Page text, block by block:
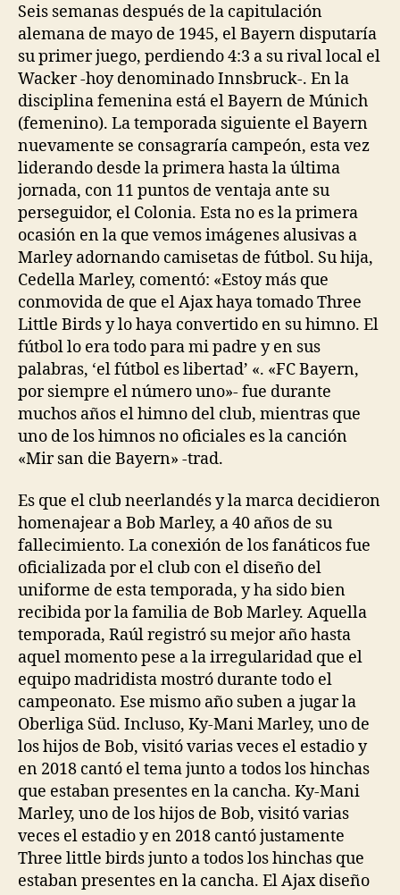
Seis semanas después de la capitulación
alemana de mayo de 1945, el Bayern disputaría
su primer juego, perdiendo 4:3 a su rival local el
Wacker -hoy denominado Innsbruck-. En la
disciplina femenina está el Bayern de Múnich
(femenino). La temporada siguiente el Bayern
nuevamente se consagraría campeón, esta vez
liderando desde la primera hasta la última
jornada, con 11 puntos de ventaja ante su
perseguidor, el Colonia. Esta no es la primera
ocasión en la que vemos imágenes alusivas a
Marley adornando camisetas de fútbol. Su hija,
Cedella Marley, comentó: «Estoy más que
conmovida de que el Ajax haya tomado Three
Little Birds y lo haya convertido en su himno. El
fútbol lo era todo para mi padre y en sus
palabras, ‘el fútbol es libertad’ «. «FC Bayern,
por siempre el número uno»- fue durante
muchos años el himno del club, mientras que
uno de los himnos no oficiales es la canción
«Mir san die Bayern» -trad.
Es que el club neerlandés y la marca decidieron
homenajear a Bob Marley, a 40 años de su
fallecimiento. La conexión de los fanáticos fue
oficializada por el club con el diseño del
uniforme de esta temporada, y ha sido bien
recibida por la familia de Bob Marley. Aquella
temporada, Raúl registró su mejor año hasta
aquel momento pese a la irregularidad que el
equipo madridista mostró durante todo el
campeonato. Ese mismo año suben a jugar la
Oberliga Süd. Incluso, Ky-Mani Marley, uno de
los hijos de Bob, visitó varias veces el estadio y
en 2018 cantó el tema junto a todos los hinchas
que estaban presentes en la cancha. Ky-Mani
Marley, uno de los hijos de Bob, visitó varias
veces el estadio y en 2018 cantó justamente
Three little birds junto a todos los hinchas que
estaban presentes en la cancha. El Ajax diseño